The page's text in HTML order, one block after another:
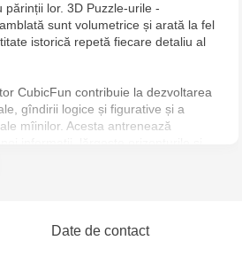
părinții lor. 3D Puzzle-urile -
sunt volumetrice și arată la fel
istorică repetă fiecare detaliu al
CubicFun contribuie la dezvoltarea
gîndirii logice și figurative și a
mîinilor. Acesta antrenează
a copilului. Modelul tematic
Date de contact